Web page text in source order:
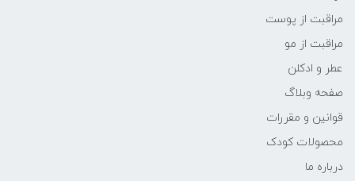
مراقبت از پوست
مراقبت از مو
عطر و ادکلن
صفحه وبلاگ
قوانین و مقررات
محصولات کودک
درباره ما